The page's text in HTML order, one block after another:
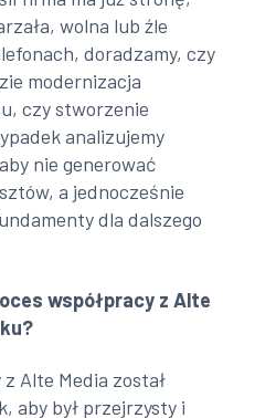
wolna lub źle
doradzamy, czy
modernizacja
czy stworzenie
analizujemy
nie generować
a jednocześnie
dla dalszego
współpracy z Alte
Alte Media został
aby był przejrzysty i